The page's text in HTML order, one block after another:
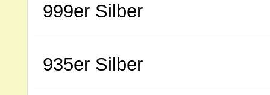
999er Silber
935er Silber